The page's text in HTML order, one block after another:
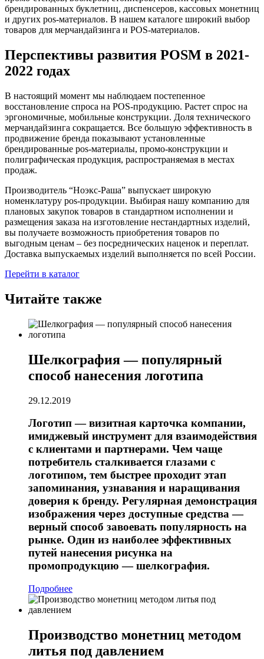
брендированных буклетниц, диспенсеров, кассовых монетниц
и других pos-материалов. В нашем каталоге широкий выбор
товаров для мерчандайзинга и POS-материалов.
Перспективы развития POSM в 2021-
2022 годах
В настоящий момент мы наблюдаем постепенное
восстановление спроса на POS-продукцию. Растет спрос на
эргономичные, мобильные конструкции. Доля технического
мерчандайзинга сокращается. Все большую эффективность в
продвижение бренда показывают установленные
брендированные pos-материалы, промо-конструкции и
полиграфическая продукция, распространяемая в местах
продаж.
Производитель “Ноэкс-Раша” выпускает широкую
номенклатуру pos-продукции. Выбирая нашу компанию для
плановых закупок товаров в стандартном исполнении и
размещения заказа на изготовление нестандартных изделий,
вы получаете возможность приобретения товаров по
выгодным ценам – без посреднических наценок и переплат.
Доставка выпускаемых изделий выполняется по всей России.
Перейти в каталог
Читайте также
Шелкография — популярный
способ нанесения логотипа
29.12.2019
Логотип — визитная карточка компании,
имиджевый инструмент для взаимодействия
с клиентами и партнерами. Чем чаще
потребитель сталкивается глазами с
логотипом, тем быстрее проходит этап
запоминания, узнавания и наращивания
доверия к бренду. Регулярная демонстрация
изображения через доступные средства —
верный способ завоевать популярность на
рынке. Один из наиболее эффективных
путей нанесения рисунка на
промопродукцию — шелкография.
Подробнее
Производство монетниц методом
литья под давлением